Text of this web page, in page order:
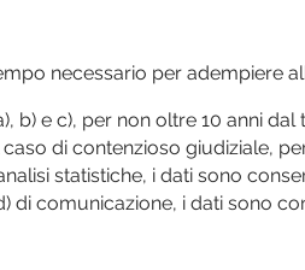
necessario per adempiere
b) e c), per non oltre 10 anni
di contenzioso giudiziale,
statistiche, i dati sono
di comunicazione, i dati sono